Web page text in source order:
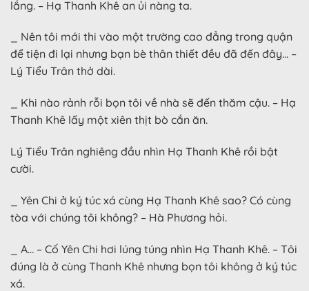
lắng. – Hạ Thanh Khê an ủi nàng ta.
_ Nên tôi mới thi vào một trường cao đẳng trong quận
để tiện đi lại nhưng bạn bè thân thiết đều đã đến đây… –
Lý Tiểu Trân thở dài.
_ Khi nào rảnh rỗi bọn tôi về nhà sẽ đến thăm cậu. – Hạ
Thanh Khê lấy một xiên thịt bò cắn ăn.
Lý Tiểu Trân nghiêng đầu nhìn Hạ Thanh Khê rồi bật
cười.
_ Yên Chi ở ký túc xá cùng Hạ Thanh Khê sao? Có cùng
tòa với chúng tôi không? – Hà Phương hỏi.
_ A… – Cố Yên Chi hơi lúng túng nhìn Hạ Thanh Khê. – Tôi
đúng là ở cùng Thanh Khê nhưng bọn tôi không ở ký túc
xá.